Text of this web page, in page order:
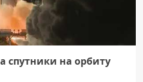
спутники на орбиту